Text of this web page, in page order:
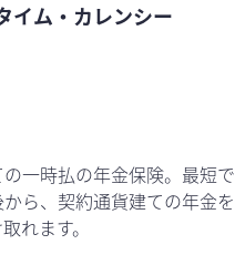
イム・カレンシー
一時払の年金保険。最短
ら、契約通貨建ての年金
れます。